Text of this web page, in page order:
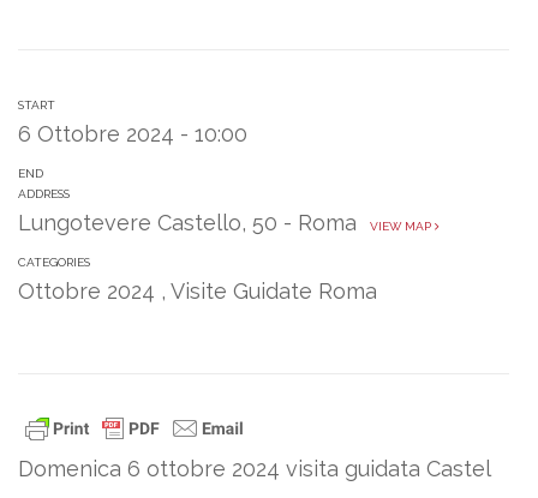
START
6 Ottobre 2024 - 10:00
END
ADDRESS
Lungotevere Castello, 50 - Roma VIEW MAP
CATEGORIES
Ottobre 2024 , Visite Guidate Roma
Domenica 6 ottobre 2024 visita guidata Castel